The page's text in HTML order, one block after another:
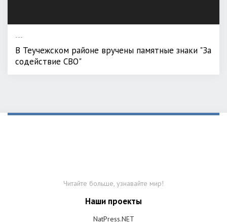
---
В Теучежском районе вручены памятные знаки "За
содействие СВО"
Читайте больше, узнавайте мир!
Наши проекты
NatPress.NET